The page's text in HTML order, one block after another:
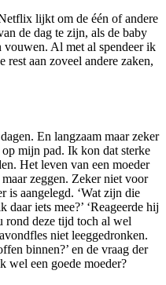
lijkt om de één of andere
de dag te zijn, als de baby
vouwen. Al met al spendeer ik
aan zoveel andere zaken,
En langzaam maar zeker
op mijn pad. Ik kon dat sterke
Het leven van een moeder
zeggen. Zeker niet voor
is aangelegd. ‘Wat zijn die
iets mee?’ ‘Reageerde hij
rond deze tijd toch al wel
niet leeggedronken.
binnen?’ en de vraag der
wel een goede moeder?